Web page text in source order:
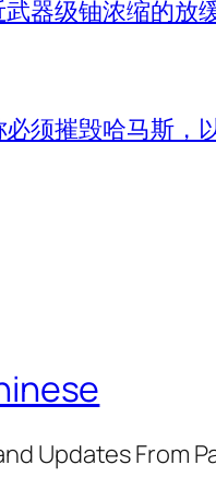
器级铀浓缩的放
须摧毁哈马斯，
Updates From